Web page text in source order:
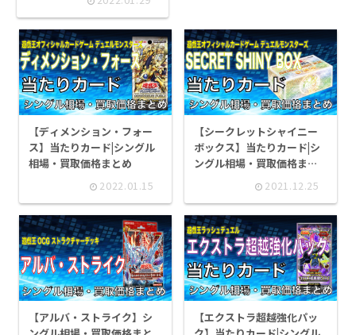
【ディメンション・フォー
ス】当たりカード|シングル
相場・買取価格まとめ
2022.01.15
【シークレットシャイニー
ボックス】当たりカード|シ
ングル相場・買取価格まと
2021.12.25
【アルバ・ストライク】シ
【エクストラ超越強化パッ